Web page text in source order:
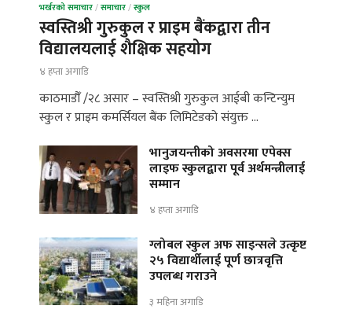
भर्खरको समाचार/समाचार/स्कुल
स्वस्तिश्री गुरुकुल र प्राइम बैंकद्वारा तीन
विद्यालयलाई शैक्षिक सहयोग
४ हप्ता अगाडि
काठमाडौँ /२८ असार – स्वस्तिश्री गुरुकुल आईबी कन्टिन्युम
स्कुल र प्राइम कमर्सियल बैंक लिमिटेडको संयुक्त …
भानुजयन्तीको अवसरमा एपेक्स
लाइफ स्कुलद्वारा पूर्व अर्थमन्त्रीलाई
सम्मान
४ हप्ता अगाडि
ग्लोबल स्कुल अफ साइन्सले उत्कृष्ट
२५ विद्यार्थीलाई पूर्ण छात्रवृत्ति
उपलब्ध गराउने
३ महिना अगाडि